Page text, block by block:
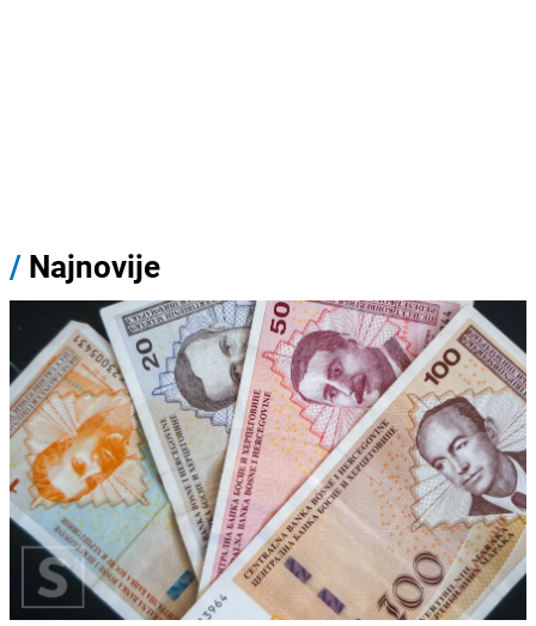
/ Najnovije